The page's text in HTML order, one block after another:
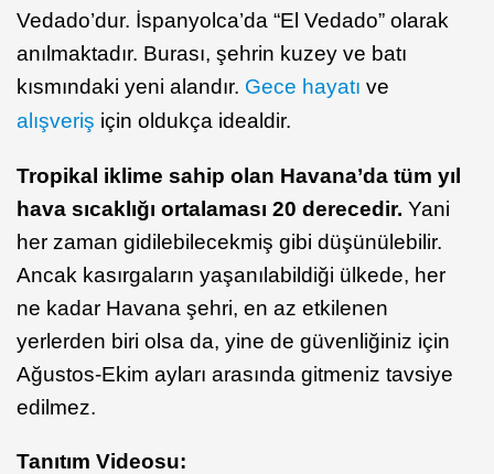
Vedado’dur. İspanyolca’da “El Vedado” olarak
anılmaktadır. Burası, şehrin kuzey ve batı
kısmındaki yeni alandır. Gece hayatı ve
alışveriş için oldukça idealdir.
Tropikal iklime sahip olan Havana’da tüm yıl
hava sıcaklığı ortalaması 20 derecedir. Yani
her zaman gidilebilecekmiş gibi düşünülebilir.
Ancak kasırgaların yaşanılabildiği ülkede, her
ne kadar Havana şehri, en az etkilenen
yerlerden biri olsa da, yine de güvenliğiniz için
Ağustos-Ekim ayları arasında gitmeniz tavsiye
edilmez.
Tanıtım Videosu: